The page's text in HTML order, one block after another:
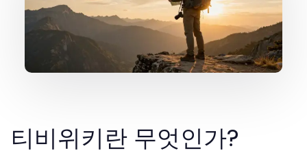
티비위키란 무엇인가?